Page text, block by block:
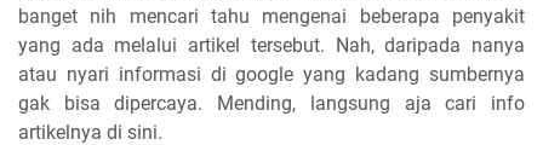
banget nih mencari tahu mengenai beberapa penyakit
yang ada melalui artikel tersebut. Nah, daripada nanya
atau nyari informasi di google yang kadang sumbernya
gak bisa dipercaya. Mending, langsung aja cari info
artikelnya di sini.